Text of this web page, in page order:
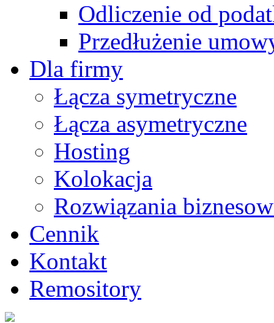
Odliczenie od
Przedłużenie
Dla firmy
Łącza symetryczne
Łącza asymetryczne
Hosting
Kolokacja
Rozwiązania
Cennik
Kontakt
Remository